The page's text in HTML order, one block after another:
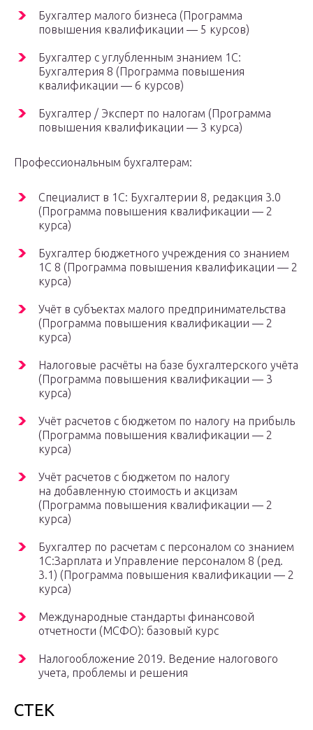
Бухгалтер малого бизнеса (Программа
повышения квалификации — 5 курсов)
Бухгалтер с углубленным знанием 1С:
Бухгалтерия 8 (Программа повышения
квалификации — 6 курсов)
Бухгалтер / Эксперт по налогам (Программа
повышения квалификации — 3 курса)
Профессиональным бухгалтерам:
Специалист в 1С: Бухгалтерии 8, редакция 3.0
(Программа повышения квалификации — 2
курса)
Бухгалтер бюджетного учреждения со знанием
1С 8 (Программа повышения квалификации — 2
курса)
Учёт в субъектах малого предпринимательства
(Программа повышения квалификации — 2
курса)
Налоговые расчёты на базе бухгалтерского учёта
(Программа повышения квалификации — 3
курса)
Учёт расчетов с бюджетом по налогу на прибыль
(Программа повышения квалификации — 2
курса)
Учёт расчетов с бюджетом по налогу
на добавленную стоимость и акцизам
(Программа повышения квалификации — 2
курса)
Бухгалтер по расчетам с персоналом со знанием
1С:Зарплата и Управление персоналом 8 (ред.
3.1) (Программа повышения квалификации — 2
курса)
Международные стандарты финансовой
отчетности (МСФО): базовый курс
Налогообложение 2019. Ведение налогового
учета, проблемы и решения
СТЕК